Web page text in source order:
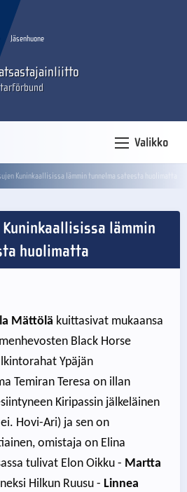
Jäsenhuone
Valikko
Kuninkaallisissa lämmin tunnelma sateesta huolimatta
lämmin
huolimatta
Mättölä kuittasivat mukaansa
Black Horse
Ypäjän
Temiran Teresa on illan
Kiripassin jälkeläinen
Hovi-Ari) ja sen on
omistaja on Elina
tulivat Elon Oikku - Martta
Hilkun Ruusu - Linnea